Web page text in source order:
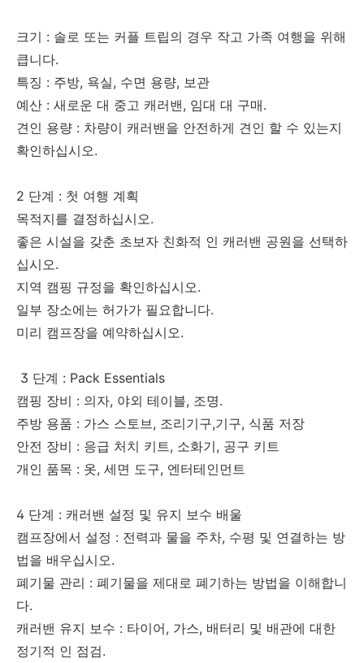
크기 : 솔로 또는 커플 트립의 경우 작고 가족 여행을 위해
큽니다.
특징 : 주방, 욕실, 수면 용량, 보관
예산 : 새로운 대 중고 캐러밴, 임대 대 구매.
견인 용량 : 차량이 캐러밴을 안전하게 견인 할 수 있는지
확인하십시오.
2 단계 : 첫 여행 계획
목적지를 결정하십시오.
좋은 시설을 갖춘 초보자 친화적 인 캐러밴 공원을 선택하
십시오.
지역 캠핑 규정을 확인하십시오.
일부 장소에는 허가가 필요합니다.
미리 캠프장을 예약하십시오.
3 단계 : Pack Essentials
캠핑 장비 : 의자, 야외 테이블, 조명.
주방 용품 : 가스 스토브, 조리기구,기구, 식품 저장
안전 장비 : 응급 처치 키트, 소화기, 공구 키트
개인 품목 : 옷, 세면 도구, 엔터테인먼트
4 단계 : 캐러밴 설정 및 유지 보수 배울
캠프장에서 설정 : 전력과 물을 주차, 수평 및 연결하는 방
법을 배우십시오.
폐기물 관리 : 폐기물을 제대로 폐기하는 방법을 이해합니
다.
캐러밴 유지 보수 : 타이어, 가스, 배터리 및 배관에 대한
정기적 인 점검.